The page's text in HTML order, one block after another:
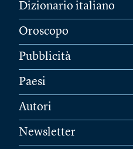
Dizionario italiano
Oroscopo
Pubblicità
Paesi
Autori
Newsletter